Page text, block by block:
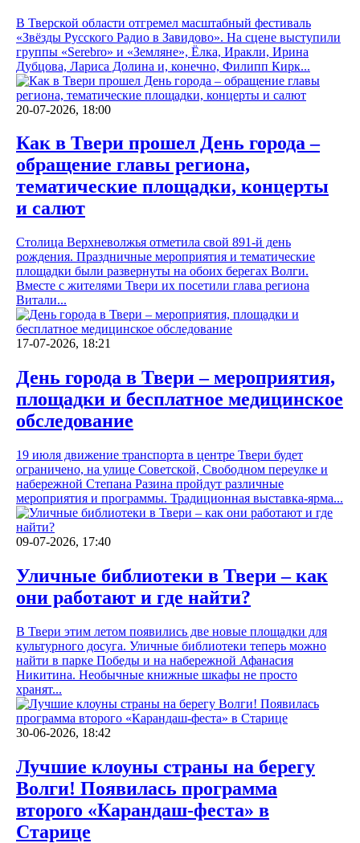
В Тверской области отгремел масштабный фестиваль
«Звёзды Русского Радио в Завидово». На сцене выступили
группы «Serebro» и «Земляне», Ёлка, Иракли, Ирина
Дубцова, Лариса Долина и, конечно, Филипп Кирк...
20-07-2026, 18:00
Как в Твери прошел День города –
обращение главы региона,
тематические площадки, концерты
и салют
Столица Верхневолжья отметила свой 891-й день
рождения. Праздничные мероприятия и тематические
площадки были развернуты на обоих берегах Волги.
Вместе с жителями Твери их посетили глава региона
Витали...
17-07-2026, 18:21
День города в Твери – мероприятия,
площадки и бесплатное медицинское
обследование
19 июля движение транспорта в центре Твери будет
ограничено, на улице Советской, Свободном переулке и
набережной Степана Разина пройдут различные
мероприятия и программы. Традиционная выставка-ярма...
09-07-2026, 17:40
Уличные библиотеки в Твери – как
они работают и где найти?
В Твери этим летом появились две новые площадки для
культурного досуга. Уличные библиотеки теперь можно
найти в парке Победы и на набережной Афанасия
Никитина. Необычные книжные шкафы не просто
хранят...
30-06-2026, 18:42
Лучшие клоуны страны на берегу
Волги! Появилась программа
второго «Карандаш-феста» в
Старице